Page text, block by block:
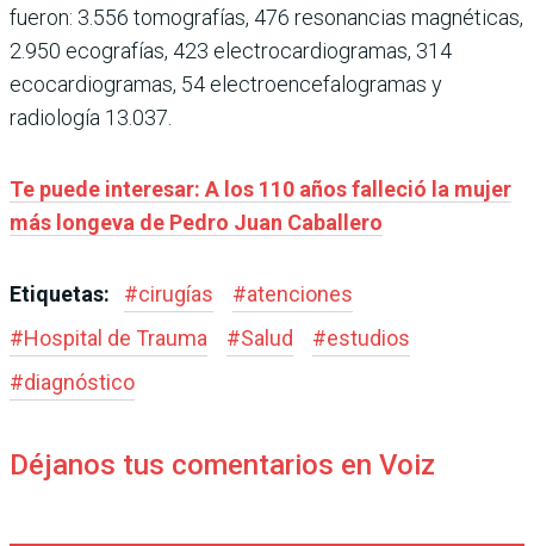
fueron: 3.556 tomografías, 476 resonancias magnéticas,
2.950 ecografías, 423 electrocardiogramas, 314
ecocardiogramas, 54 electroencefalogramas y
radiología 13.037.
Te puede interesar: A los 110 años falleció la mujer
más longeva de Pedro Juan Caballero
Etiquetas: #cirugías #atenciones
#Hospital de Trauma #Salud #estudios
#diagnóstico
Déjanos tus comentarios en Voiz